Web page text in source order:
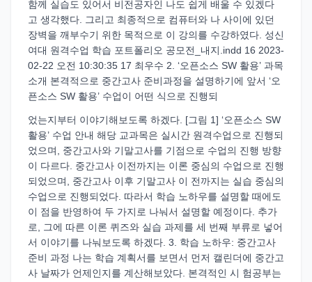
함께 실습도 있어서 비전공자인 나도 쉽게 배울 수 있겠다
고 생각했다. 그리고 최종적으로 컴퓨터와 나 사이에 있던
장벽을 깨부수기 위한 목적으로 이 강의를 수강하였다. 성신
여대 원격수업 학습 포트폴리오 공모전_내지.indd 16 2023-
02-22 오전 10:30:35 17 최우수 2. ‘오픈소스 SW 활용’ 과목
소개 본격적으로 중간고사 준비과정을 설명하기에 앞서 ‘오
픈소스 SW 활용’ 수업이 어떤 식으로 진행되
었는지부터 이야기해보도록 하겠다. [그림 1] ‘오픈소스 SW
활용’ 수업 안내 해당 교과목은 실시간 원격수업으로 진행되
었으며, 중간고사와 기말고사를 기점으로 수업의 진행 방향
이 다르다. 중간고사 이전까지는 이론 중심의 수업으로 진행
되었으며, 중간고사 이후 기말고사 이 전까지는 실습 중심의
수업으로 진행되었다. 따라서 학습 노하우를 설명할 때에도
이 점을 반영하여 두 가지로 나눠서 설명할 예정이다. 추가
로, 그에 따른 이론 퀴즈와 실습 과제를 세 번째 부류로 넣어
서 이야기를 나눠보도록 하겠다. 3. 학습 노하우: 중간고사
준비 과정 나는 학습 계획서를 보면서 먼저 캘린더에 중간고
사 날짜가 언제인지를 계산해보았다. 본격적인 시 험공부는